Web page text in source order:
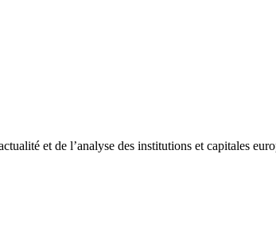
et de l’analyse des institutions et capitales